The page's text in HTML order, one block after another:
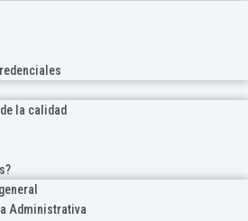
la calidad
Administrativa